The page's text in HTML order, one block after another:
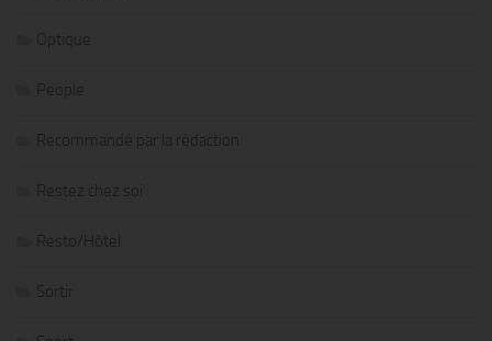
Optique
People
Recommandé par la rédaction
Restez chez soi
Resto/Hôtel
Sortir